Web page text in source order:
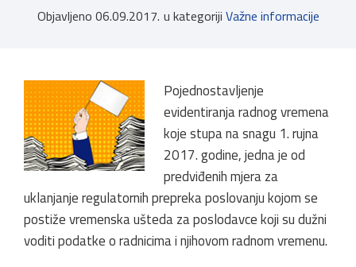
Objavljeno 06.09.2017. u kategoriji Važne informacije
Pojednostavljenje
evidentiranja radnog vremena
koje stupa na snagu 1. rujna
2017. godine, jedna je od
predviđenih mjera za
uklanjanje regulatornih prepreka poslovanju kojom se
postiže vremenska ušteda za poslodavce koji su dužni
voditi podatke o radnicima i njihovom radnom vremenu.